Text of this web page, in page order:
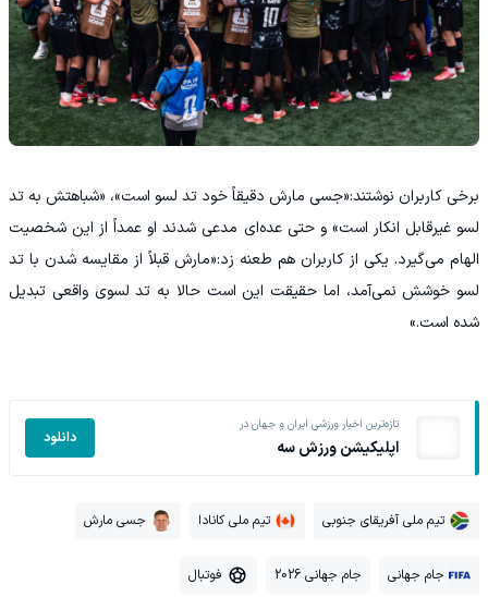
برخی کاربران نوشتند:«جسی مارش دقیقاً خود تد لسو است»، «شباهتش به تد
لسو غیرقابل انکار است» و حتی عده‌ای مدعی شدند او عمداً از این شخصیت
الهام می‌گیرد. یکی از کاربران هم طعنه زد:«مارش قبلاً از مقایسه شدن با تد
لسو خوشش نمی‌آمد، اما حقیقت این است حالا به تد لسوی واقعی تبدیل
شده است.»
تازه‌ترین اخبار ورزشی ایران و جهان در
اپلیکیشن ورزش سه دانلود
تیم ملی آفریقای جنوبی تیم ملی کانادا جسی مارش
جام جهانی جام جهانی 2026 فوتبال